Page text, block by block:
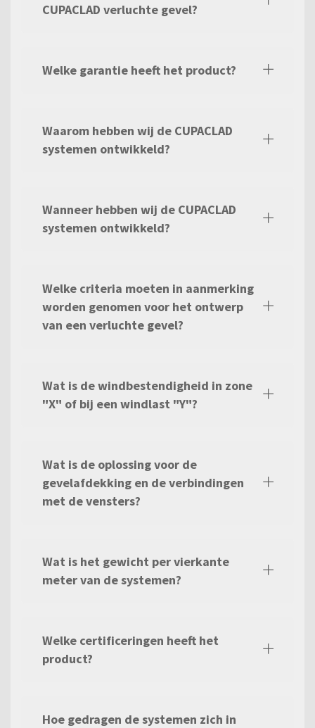
CUPACLAD verluchte gevel?
Welke garantie heeft het product?
Waarom hebben wij de CUPACLAD
systemen ontwikkeld?
Wanneer hebben wij de CUPACLAD
systemen ontwikkeld?
Welke criteria moeten in aanmerking
worden genomen voor het ontwerp
van een verluchte gevel?
Wat is de windbestendigheid in zone
"X" of bij een windlast "Y"?
Wat is de oplossing voor de
gevelafdekking en de verbindingen
met de vensters?
Wat is het gewicht per vierkante
meter van de systemen?
Welke certificeringen heeft het
product?
Hoe gedragen de systemen zich in